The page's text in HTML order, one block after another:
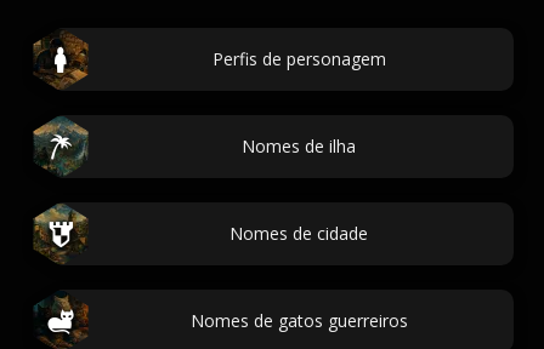
Perfis de personagem
Nomes de ilha
Nomes de cidade
Nomes de gatos guerreiros